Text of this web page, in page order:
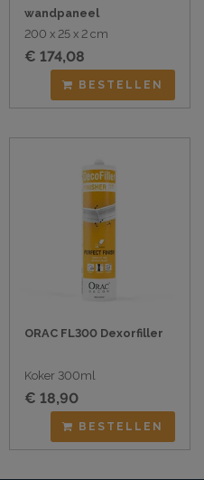
wandpaneel
200 x 25 x 2 cm
€ 174,08
BESTELLEN
ORAC FL300 Dexorfiller
Koker 300ml
€ 18,90
BESTELLEN